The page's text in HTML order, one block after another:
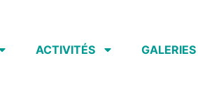
ACTIVITÉS GALERIES